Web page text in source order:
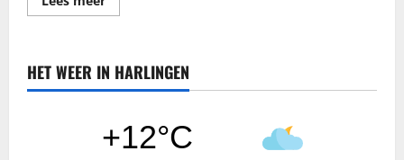
meer
Burgemeester
trapt
op
“Visserijdagen
allen
klein
HET WEER IN HARLINGEN
+12°C